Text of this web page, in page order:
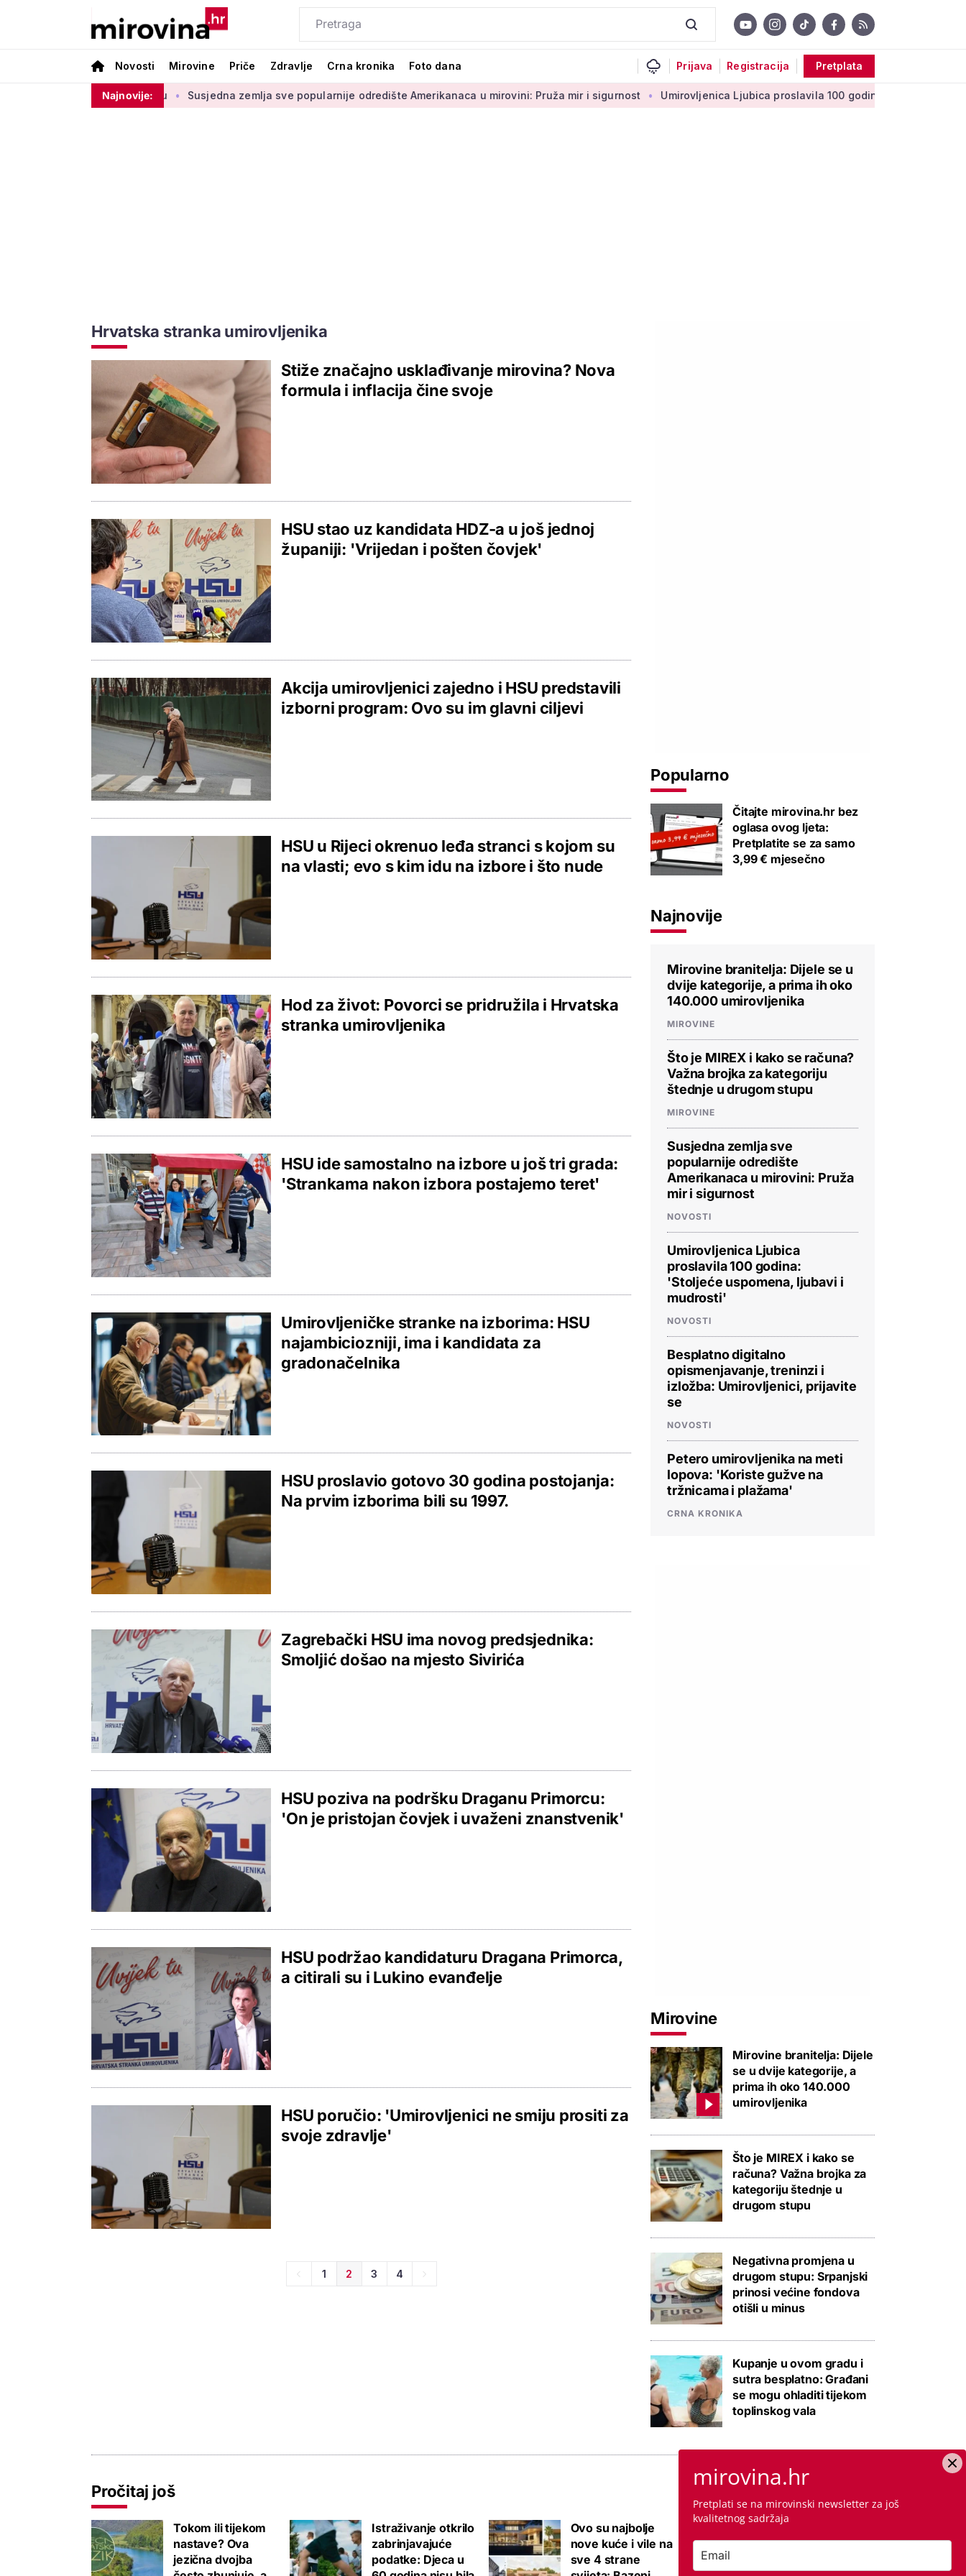
Novosti Mirovine Priče Zdravlje Crna kronika Foto dana Prijava Registracija Pretplata
Najnovije:
u drugom stupu Susjedna zemlja sve popularnije odredište Amerikanaca u mirovini: Pruža mir i sigurnost Umirovljenica Ljubica proslavila 100 godina: 'Stoljeće uspomena,
Hrvatska stranka umirovljenika
Stiže značajno usklađivanje mirovina? Nova
formula i inflacija čine svoje
HSU stao uz kandidata HDZ-a u još jednoj
županiji: 'Vrijedan i pošten čovjek'
Akcija umirovljenici zajedno i HSU predstavili
izborni program: Ovo su im glavni ciljevi
HSU u Rijeci okrenuo leđa stranci s kojom su
na vlasti; evo s kim idu na izbore i što nude
Hod za život: Povorci se pridružila i Hrvatska
stranka umirovljenika
HSU ide samostalno na izbore u još tri grada:
'Strankama nakon izbora postajemo teret'
Umirovljeničke stranke na izborima: HSU
najambiciozniji, ima i kandidata za
gradonačelnika
HSU proslavio gotovo 30 godina postojanja:
Na prvim izborima bili su 1997.
Zagrebački HSU ima novog predsjednika:
Smoljić došao na mjesto Sivirića
HSU poziva na podršku Draganu Primorcu:
'On je pristojan čovjek i uvaženi znanstvenik'
HSU podržao kandidaturu Dragana Primorca,
a citirali su i Lukino evanđelje
HSU poručio: 'Umirovljenici ne smiju prositi za
svoje zdravlje'
1 2 3 4
Popularno
Čitajte mirovina.hr bez
oglasa ovog ljeta:
Pretplatite se za samo
3,99 € mjesečno
Najnovije
Mirovine branitelja: Dijele se u
dvije kategorije, a prima ih oko
140.000 umirovljenika
MIROVINE
Što je MIREX i kako se računa?
Važna brojka za kategoriju
štednje u drugom stupu
MIROVINE
Susjedna zemlja sve
popularnije odredište
Amerikanaca u mirovini: Pruža
mir i sigurnost
NOVOSTI
Umirovljenica Ljubica
proslavila 100 godina:
'Stoljeće uspomena, ljubavi i
mudrosti'
NOVOSTI
Besplatno digitalno
opismenjavanje, treninzi i
izložba: Umirovljenici, prijavite
se
NOVOSTI
Petero umirovljenika na meti
lopova: 'Koriste gužve na
tržnicama i plažama'
CRNA KRONIKA
Mirovine
Mirovine branitelja: Dijele
se u dvije kategorije, a
prima ih oko 140.000
umirovljenika
Što je MIREX i kako se
računa? Važna brojka za
kategoriju štednje u
drugom stupu
Negativna promjena u
drugom stupu: Srpanjski
prinosi većine fondova
otišli u minus
Kupanje u ovom gradu i
sutra besplatno: Građani
se mogu ohladiti tijekom
toplinskog vala
Pročitaj još
Tokom ili tijekom
nastave? Ova
jezična dvojba
Istraživanje otkrilo
zabrinjavajuće
podatke: Djeca u
Ovo su najbolje
nove kuće i vile na
sve 4 strane
Nema više 'sin mi
se ženi pa izađi iz
mirovina.hr
Pretplati se na mirovinski newsletter za još
kvalitetnog sadržaja